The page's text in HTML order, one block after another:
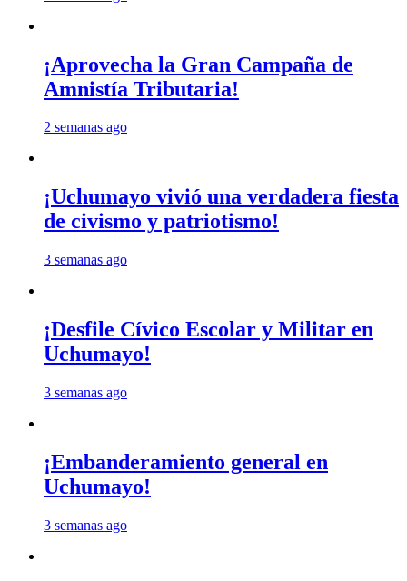
¡Aprovecha la Gran Campaña de
Amnistía Tributaria!
2 semanas ago
¡Uchumayo vivió una verdadera fiesta
de civismo y patriotismo!
3 semanas ago
¡Desfile Cívico Escolar y Militar en
Uchumayo!
3 semanas ago
¡Embanderamiento general en
Uchumayo!
3 semanas ago